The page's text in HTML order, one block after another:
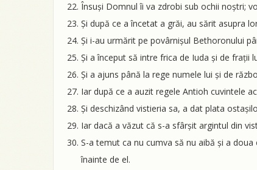
Însuși Domnul îi va zdrobi sub ochii noștri;
Și după ce a încetat a grăi, au sărit asupra
Și i-au urmărit pe povârnișul Bethoronului
Și a început să intre frica de Iuda și de frații
Și a ajuns până la rege numele lui și de
Iar după ce a auzit regele Antioh cuvintele
Și deschizând vistieria sa, a dat plata
Iar dacă a văzut că s-a sfârșit argintul din
S-a temut ca nu cumva să nu aibă și a
înainte de el.